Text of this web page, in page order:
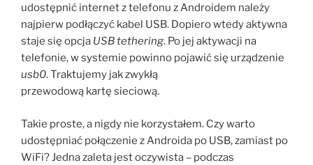
udostępnić internet z telefonu z Androidem należy
najpierw podłączyć kabel USB. Dopiero wtedy aktywna
staje się opcja USB tethering. Po jej aktywacji na
telefonie, w systemie powinno pojawić się urządzenie
usb0. Traktujemy jak zwykłą
przewodową kartę sieciową.
Takie proste, a nigdy nie korzystałem. Czy warto
udostępniać połączenie z Androida po USB, zamiast po
WiFi? Jedna zaleta jest oczywista – podczas